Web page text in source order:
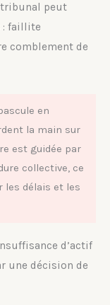
tribunal peut
: faillite
comblement de
en
la main sur
est guidée par
collective, ce
les délais et les
d’actif
une décision de